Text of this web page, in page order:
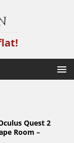
Quest 2
Room –